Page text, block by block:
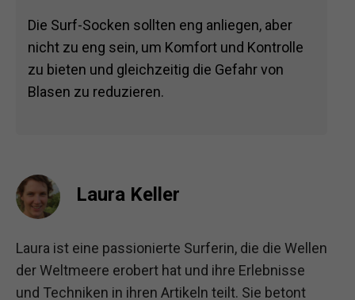
Die Surf-Socken sollten eng anliegen, aber
nicht zu eng sein, um Komfort und Kontrolle
zu bieten und gleichzeitig die Gefahr von
Blasen zu reduzieren.
Laura Keller
Laura ist eine passionierte Surferin, die die Wellen
der Weltmeere erobert hat und ihre Erlebnisse
und Techniken in ihren Artikeln teilt. Sie betont